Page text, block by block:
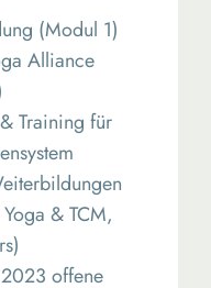
(Modul 1)
Alliance
Training für
& TCM,
offene